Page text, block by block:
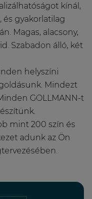
kínál,
és gyakorlatilag
Magas, alacsony,
Szabadon álló, két
helyszíni
Mindezt
GOLLMANN-t
mint 200 szín és
adunk az Ön